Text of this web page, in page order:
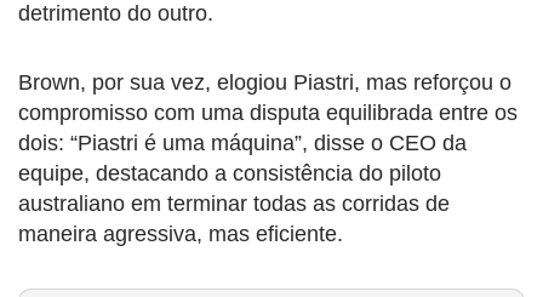
detrimento do outro.
Brown, por sua vez, elogiou Piastri, mas reforçou o
compromisso com uma disputa equilibrada entre os
dois: “Piastri é uma máquina”, disse o CEO da
equipe, destacando a consistência do piloto
australiano em terminar todas as corridas de
maneira agressiva, mas eficiente.